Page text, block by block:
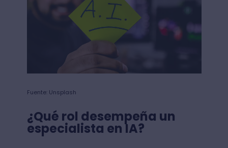
Fuente: Unsplash
¿Qué rol desempeña un
especialista en IA?